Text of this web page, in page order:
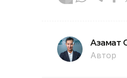
Азамат
Автор